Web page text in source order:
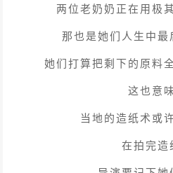
两位老奶奶正在用极
那也是她们人生中
她们打算把剩下的原料
这也意
当地的造纸术或
在拍完造